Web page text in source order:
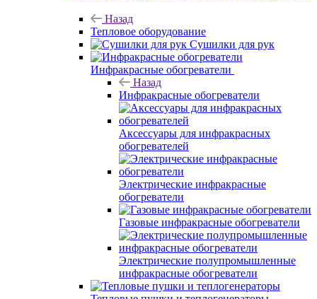
Назад
Тепловое оборудование
Сушилки для рук
Инфракрасные обогреватели
Назад
Инфракрасные обогреватели
Аксессуары для инфракрасных
обогревателей
Электрические инфракрасные
обогреватели
Газовые инфракрасные обогреватели
Электрические полупромышленные
инфракрасные обогреватели